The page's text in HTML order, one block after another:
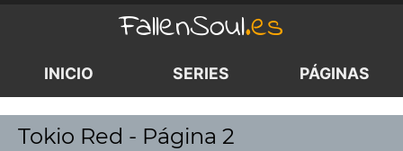
FallenSoul.es
INICIO SERIES PÁGINAS
<
Tokio Red - Página 2